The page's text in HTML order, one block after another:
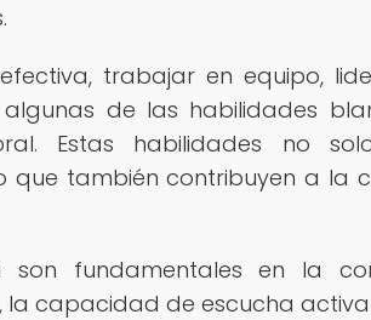
trabajar en equipo,
de las habilidades
Estas habilidades no
que también contribuyen a la
fundamentales en la
la capacidad de escucha